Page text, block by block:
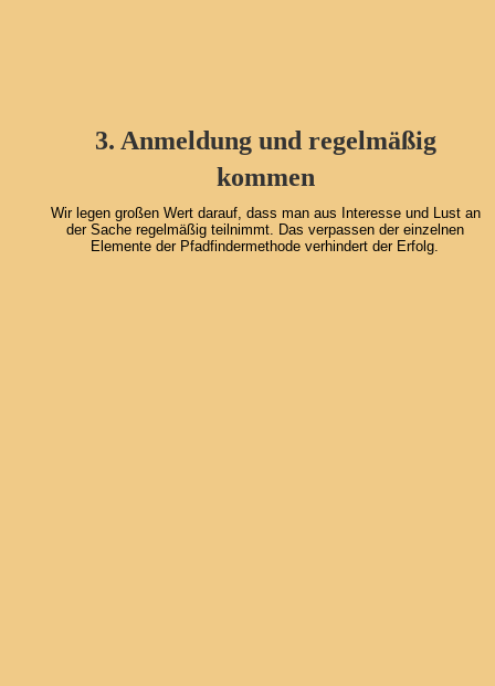
3. Anmeldung und regelmäßig
kommen
Wir legen großen Wert darauf, dass man aus Interesse und Lust an
der Sache regelmäßig teilnimmt. Das verpassen der einzelnen
Elemente der Pfadfindermethode verhindert der Erfolg.